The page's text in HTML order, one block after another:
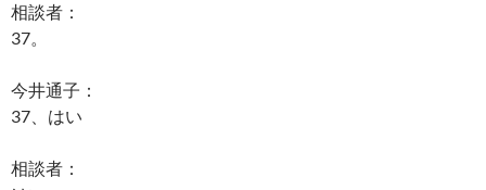
相談者：
37。
今井通子：
37、はい
相談者：